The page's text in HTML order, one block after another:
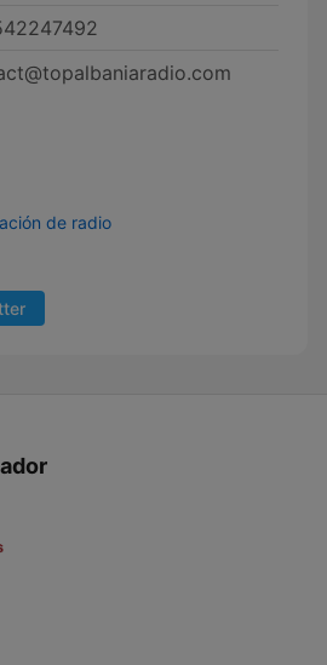
de radio